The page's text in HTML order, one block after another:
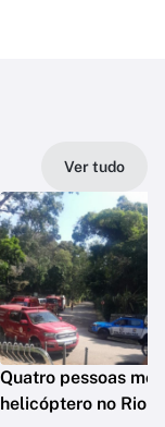
Ver tudo
Quatro pessoas
helicóptero no Rio